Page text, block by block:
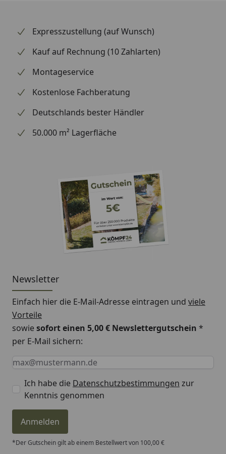
Expresszustellung (auf Wunsch)
Kauf auf Rechnung (10 Zahlarten)
Montageservice
Kostenlose Fachberatung
Deutschlands bester Händler
50.000 m² Lagerfläche
Newsletter
Einfach hier die E-Mail-Adresse eintragen und viele
Vorteile
sowiesofort einen 5,00 € Newslettergutschein *
per E-Mail sichern:
Keine Eingabe erforderlich
Eingabe erforderlich
E-Mail *
Ich habe die Datenschutzbestimmungen zur
Kenntnis genommen
Anmelden
*Der Gutschein gilt ab einem Bestellwert von 100,00 €